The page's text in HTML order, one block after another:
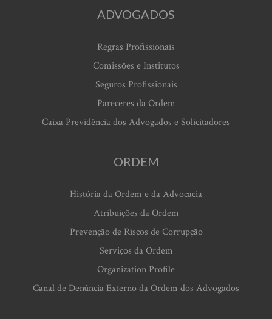
ADVOGADOS
Regras Profissionais
Comissões e Institutos
Seguros Profissionais
Pareceres da Ordem
Caixa Previdência dos Advogados e Solicitadores
ORDEM
História da Ordem e da Advocacia
Atribuições da Ordem
Prevenção de Riscos de Corrupção
Serviços da Ordem
Organization Profile
Canal de Denúncia Externo da Ordem dos Advogados